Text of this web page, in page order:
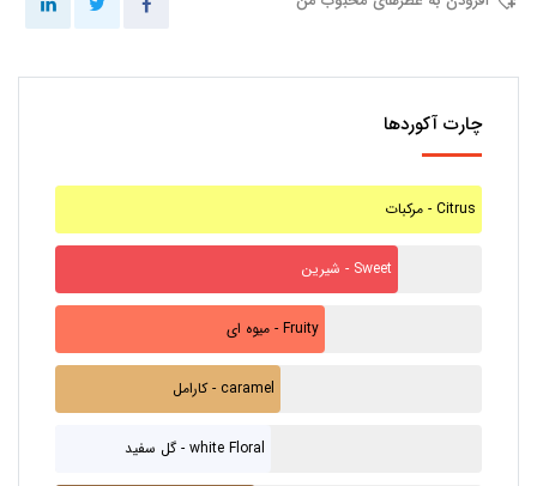
چارت آکوردها
مرکبات - Citrus
شیرین - Sweet
میوه ای - Fruity
کارامل - caramel
گل سفید - white Floral